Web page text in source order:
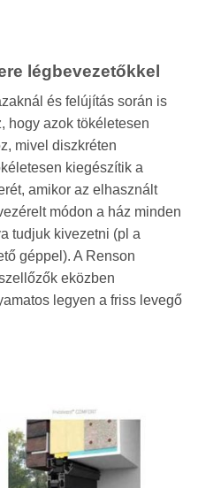
légbevezetőkkel
és felújítás során is
hogy azok tökéletesen
mivel diszkréten
kiegészítik a
amikor az elhasznált
módon a ház minden
tudjuk kivezetni (pl a
géppel). A Renson
eközben
legyen a friss levegő